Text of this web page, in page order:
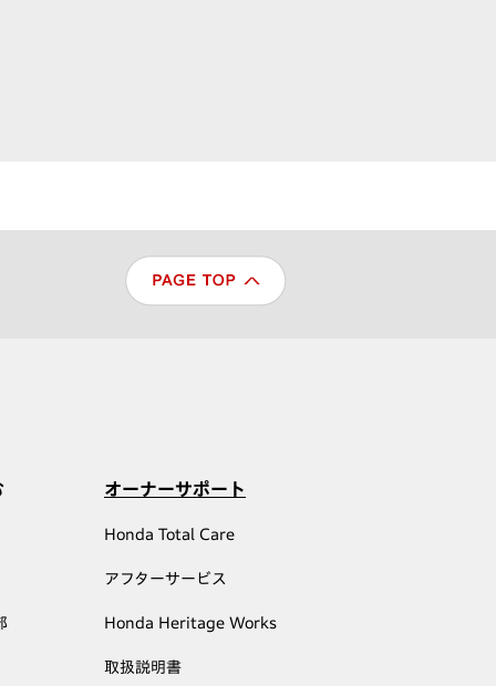
オーナーサポート
Honda Total Care
アフターサービス
Honda Heritage Works
取扱説明書